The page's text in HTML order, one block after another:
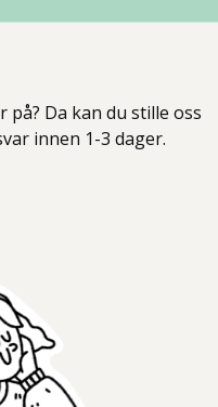
på? Da kan du stille oss
innen 1-3 dager.